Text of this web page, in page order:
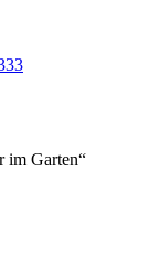
im Garten“